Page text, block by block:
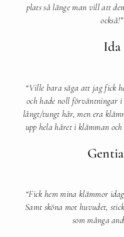
plats så länge man vill att
också!”​
Ida
“Ville bara säga att jag fick
och hade noll förväntningar
långt/tungt hår, men era
upp hela håret i klämman
“Fick hem mina klämmor
Samt sköna mot huvudet,
som många